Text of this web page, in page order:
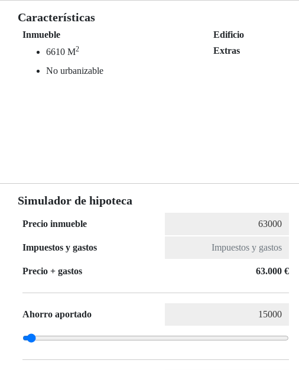
Características
Inmueble
6610 M2
No urbanizable
Edificio
Extras
Simulador de hipoteca
Precio inmueble
Impuestos y gastos
Precio + gastos 63.000 €
Ahorro aportado